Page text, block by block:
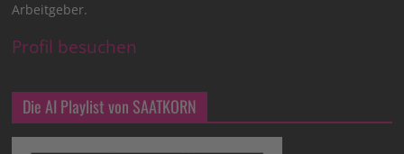
Arbeitgeber.
Profil besuchen
Die AI Playlist von SAATKORN